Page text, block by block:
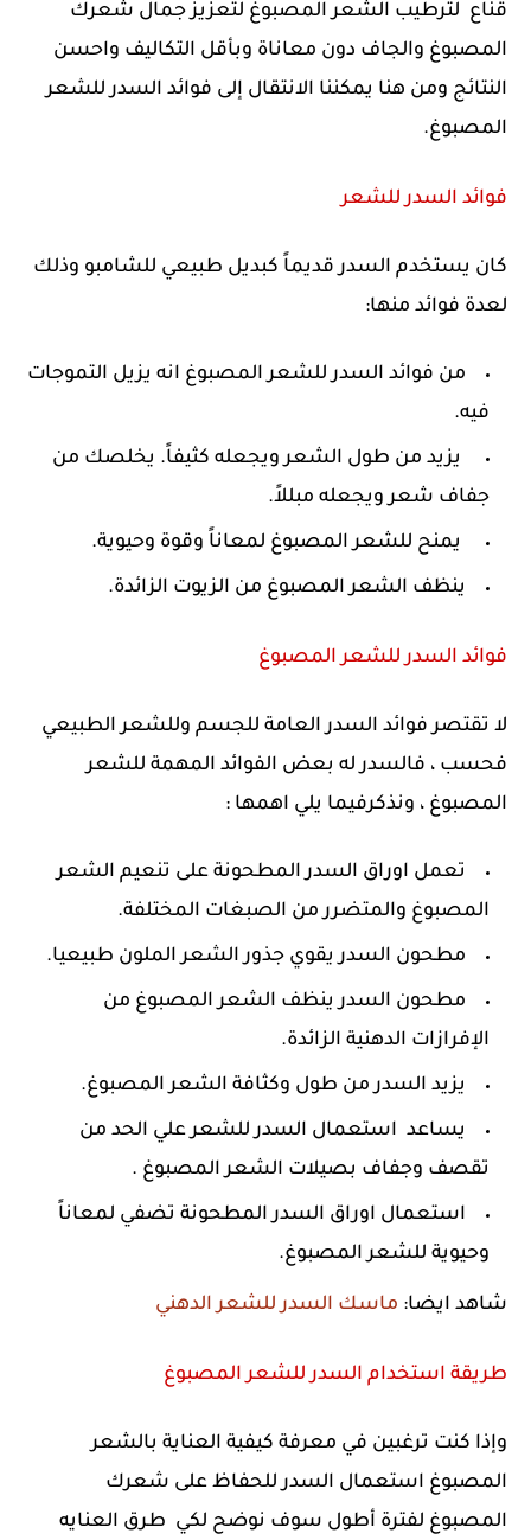
قناع لترطيب الشعر المصبوغ لتعزيز جمال شعرك
المصبوغ والجاف دون معاناة وبأقل التكاليف واحسن
النتائج ومن هنا يمكننا الانتقال إلى فوائد السدر للشعر
المصبوغ.
فوائد السدر للشعر
كان يستخدم السدر قديماً كبديل طبيعي للشامبو وذلك
لعدة فوائد منها:
من فوائد السدر للشعر المصبوغ انه يزيل التموجات
فيه.
يزيد من طول الشعر ويجعله كثيفاً. يخلصك من
جفاف شعر ويجعله مبللاً.
يمنح للشعر المصبوغ لمعاناً وقوة وحيوية.
ينظف الشعر المصبوغ من الزيوت الزائدة.
فوائد السدر للشعر المصبوغ
لا تقتصر فوائد السدر العامة للجسم وللشعر الطبيعي
فحسب ، فالسدر له بعض الفوائد المهمة للشعر
المصبوغ ، ونذكرفيما يلي اهمها :
تعمل اوراق السدر المطحونة على تنعيم الشعر
المصبوغ والمتضرر من الصبغات المختلفة.
مطحون السدر يقوي جذور الشعر الملون طبيعيا.
مطحون السدر ينظف الشعر المصبوغ من
الإفرازات الدهنية الزائدة.
يزيد السدر من طول وكثافة الشعر المصبوغ.
يساعد استعمال السدر للشعر علي الحد من
تقصف وجفاف بصيلات الشعر المصبوغ .
استعمال اوراق السدر المطحونة تضفي لمعاناً
وحيوية للشعر المصبوغ.
شاهد ايضا: ماسك السدر للشعر الدهني
طريقة استخدام السدر للشعر المصبوغ
وإذا كنت ترغبين في معرفة كيفية العناية بالشعر
المصبوغ استعمال السدر للحفاظ على شعرك
المصبوغ لفترة أطول سوف نوضح لكي طرق العنايه